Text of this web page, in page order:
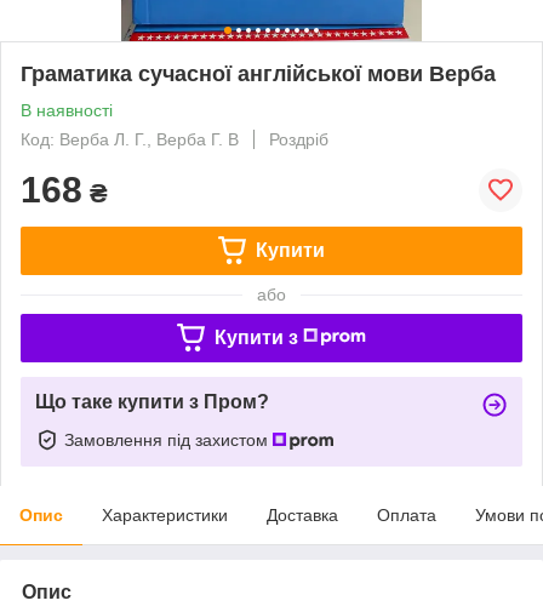
Граматика сучасної англійської мови Верба
В наявності
Код: Верба Л. Г., Верба Г. В
Роздріб
168 ₴
Купити
або
Купити з
Що таке купити з Пром?
Замовлення під захистом
Опис Характеристики Доставка Оплата Умови
Опис